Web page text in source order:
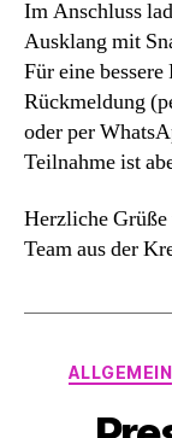
Im Anschluss
Ausklang mit
Für eine
Rückmeldung
oder per
Teilnahme ist
Herzliche
Team aus der
ALLGEMEIN